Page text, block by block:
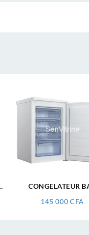
CONGELATEUR
145 000 CFA